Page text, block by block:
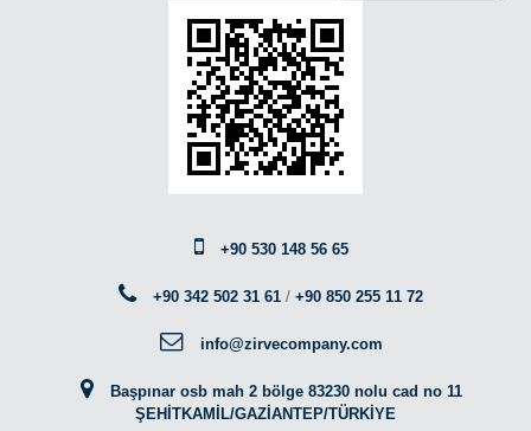
+90 530 148 56 65
+90 342 502 31 61 /+90 850 255 11 72
info@zirvecompany.com
Başpınar osb mah 2 bölge 83230 nolu cad no 11
ŞEHİTKAMİL/GAZİANTEP/TÜRKİYE